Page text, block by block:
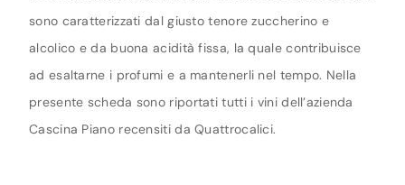
sono caratterizzati dal giusto tenore zuccherino e
alcolico e da buona acidità fissa, la quale contribuisce
ad esaltarne i profumi e a mantenerli nel tempo. Nella
presente scheda sono riportati tutti i vini dell’azienda
Cascina Piano recensiti da Quattrocalici.